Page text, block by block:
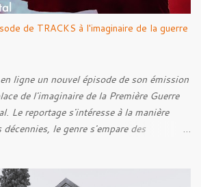
de TRACKS à l'imaginaire de la guerre
ligne un nouvel épisode de son émission
de l'imaginaire de la Première Guerre
Le reportage s'intéresse à la manière
le genre s'empare des
allé à la rencontre de Noise (